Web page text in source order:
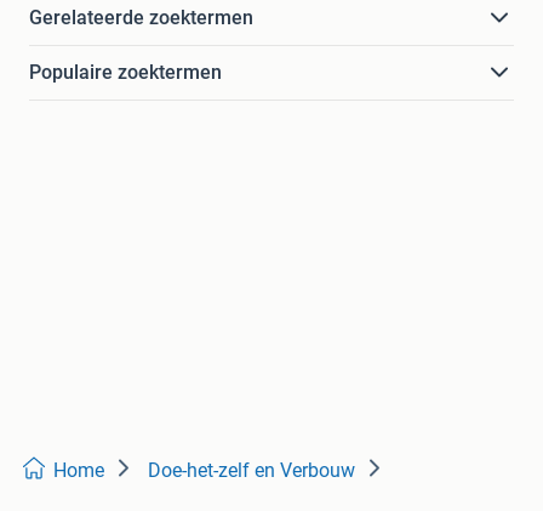
Gerelateerde zoektermen
Populaire zoektermen
Home Doe-het-zelf en Verbouw